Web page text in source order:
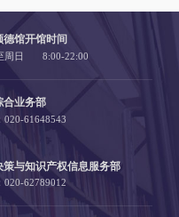
德馆开馆时间
周日 8:00-22:00
合业务部
020-61648543
策与知识产权信息服务部
020-62789012